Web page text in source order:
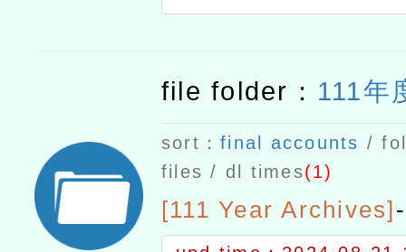
file folder： 111年
sort：final accounts /
files / dl times(1)
[111 Year Archives]-